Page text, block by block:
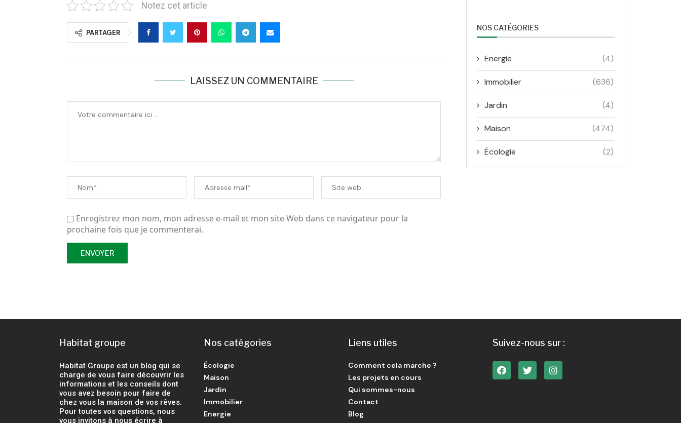
Notez cet article
PARTAGER
LAISSEZ UN COMMENTAIRE
Enregistrez mon nom, mon adresse e-mail et mon site Web dans ce navigateur pour la
prochaine fois que je commenterai.
NOS CATÉGORIES
Energie (4)
Immobilier (636)
Jardin (4)
Maison (474)
Écologie (2)
Habitat groupe
Habitat Groupe est un blog qui se
charge de vous faire découvrir les
informations et les conseils dont
vous avez besoin pour faire de
chez vous la maison de vos rêves.
Pour toutes vos questions, nous
vous invitons à nous écrire à
Nos catégories
Écologie
Maison
Jardin
Immobilier
Energie
Liens utiles
Comment cela marche ?
Les projets en cours
Qui sommes-nous
Contact
Blog
Suivez-nous sur :